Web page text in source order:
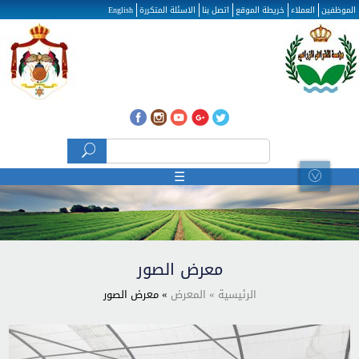
تجاوز إلى المحتوى الرئيسي
الموظفين العملاء خريطة الموقع اتصل بنا الاسئلة المتكررة English
☰
معرض الصور
الرئيسية » المعرض » معرض الصور